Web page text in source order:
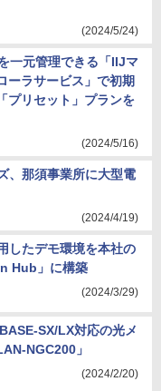
(2024/5/24)
一元管理できる「IIJマ
ーラサービス」で初期
プリセット」プランを
(2024/5/16)
、那須事業所に大型電
(2024/4/19)
したデモ環境を本社の
Hub」に構築
(2024/3/29)
SX/LX対応の光メ
NGC200」
(2024/2/20)